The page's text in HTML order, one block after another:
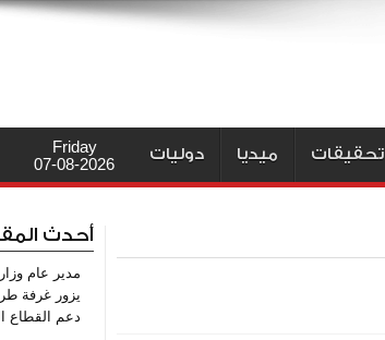
تحقيقات ميديا دوليات
Friday
07-08-2026
أحدث
مدير عام
يزور غرفة
دعم القطاع